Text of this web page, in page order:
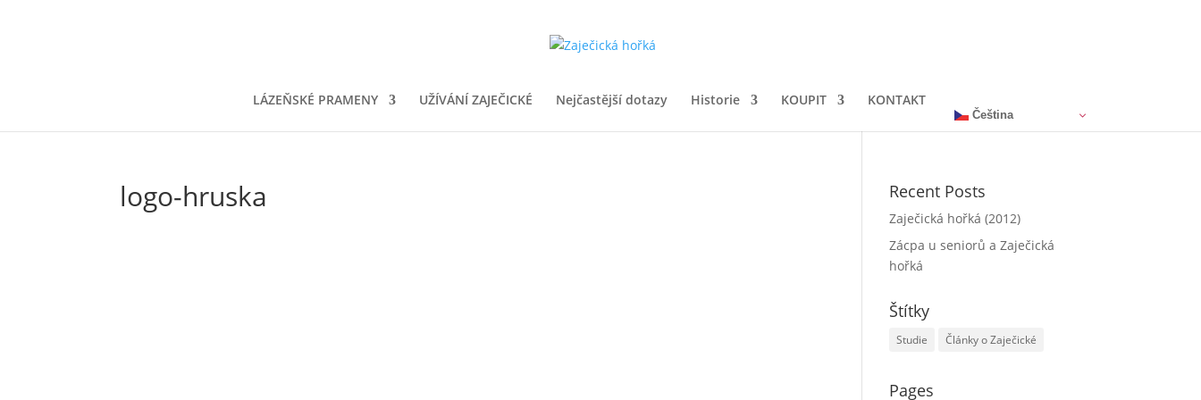
LÁZEŇSKÉ PRAMENY UŽÍVÁNÍ ZAJEČICKÉ Nejčastější dotazy Historie KOUPIT KONTAKT
Čeština‎
logo-hruska Recent Posts
Zaječická hořká (2012)
Zácpa u seniorů a Zaječická
hořká
Štítky
Studie Články o Zaječické
Pages